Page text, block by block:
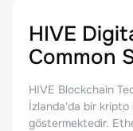
HIVE
Common
HIVE Blockchain
İzlanda'da bir
göstermektedir.